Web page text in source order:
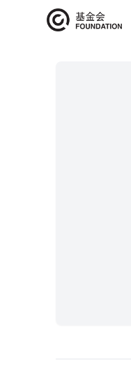
艺术家介绍